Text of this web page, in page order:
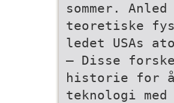
sommer.
teoretiske
ledet USAs
– Disse
historie for
teknologi